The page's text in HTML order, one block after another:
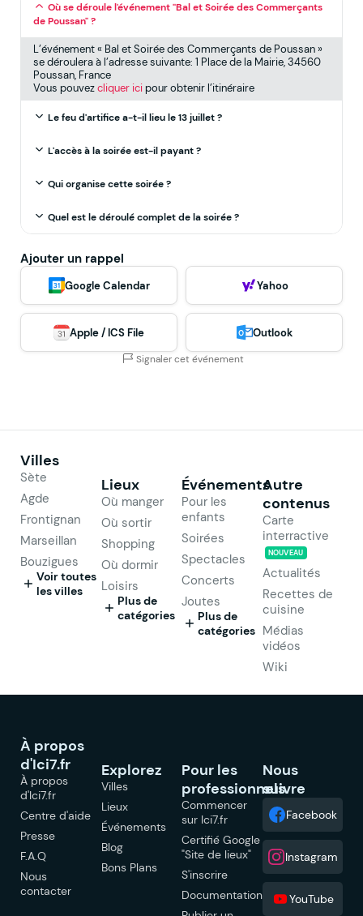
Où se déroule l'événement "Bal et Soirée des Commerçants
de Poussan" ?
L’événement « Bal et Soirée des Commerçants de Poussan »
se déroulera à l’adresse suivante: 1 Place de la Mairie, 34560
Poussan, France
Vous pouvezcliquer icipour obtenir l’itinéraire
Le feu d'artifice a-t-il lieu le 13 juillet ?
L'accès à la soirée est-il payant ?
Qui organise cette soirée ?
Quel est le déroulé complet de la soirée ?
Ajouter un rappel
Google Calendar Yahoo
Apple / ICS File Outlook
Signaler cet événement
Villes
Sète
Agde
Frontignan
Marseillan
Bouzigues
Voir toutes
les villes
Lieux
Où manger
Où sortir
Shopping
Où dormir
Loisirs
Plus de
catégories
Événements
Pour les
enfants
Soirées
Spectacles
Concerts
Joutes
Plus de
catégories
Autre
contenus
Carte
interractive
NOUVEAU
Actualités
Recettes de
cuisine
Médias
vidéos
Wiki
À propos
d'Ici7.fr
À propos
d'Ici7.fr
Centre d'aide
Presse
F.A.Q
Nous
contacter
Explorez
Villes
Lieux
Événements
Blog
Bons Plans
Pour les
professionnels
Commencer
sur Ici7.fr
Certifié Google
"Site de lieux"
S'inscrire
Documentation
Nous
suivre
Facebook
Instagram
YouTube